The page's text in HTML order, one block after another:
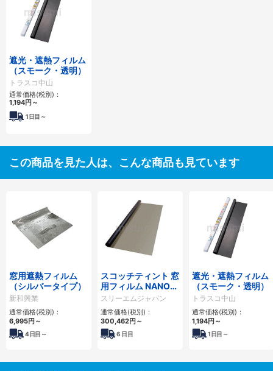
遮光・遮熱フィルム
（スモーク・透明）
トラスコ中山
通常価格(税別)：
1,194円 ～
1日目～
この商品を見た人は、こんな商品も見ています
窓用遮熱フィルム
（シルバータイプ）
新和興業
通常価格(税別)：
6,995円 ～
4日目～
スコッチティント 窓
用フィルム NANOシ
リーズ
スリーエムジャパン
通常価格(税別)：
300,462円 ～
6 日目
遮光・遮熱フィルム
（スモーク・透明）
トラスコ中山
通常価格(税別)：
1,194円 ～
1 日目～